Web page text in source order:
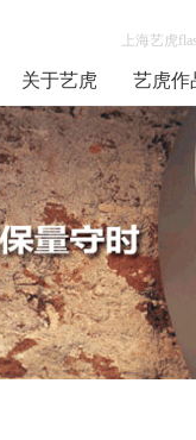
上海艺虎
关于艺虎 艺虎作